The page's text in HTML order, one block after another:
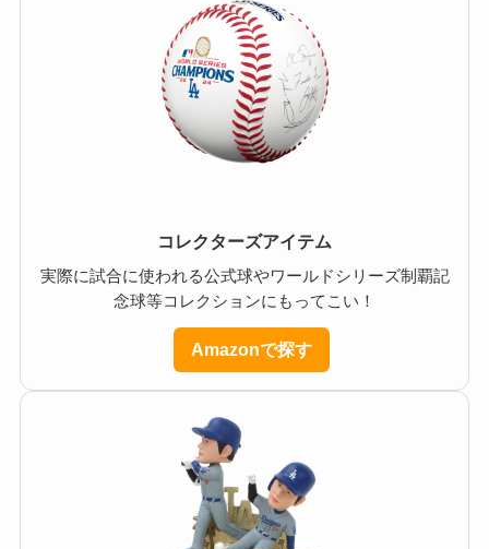
コレクターズアイテム
実際に試合に使われる公式球やワールドシリーズ制覇記
念球等コレクションにもってこい！
Amazonで探す